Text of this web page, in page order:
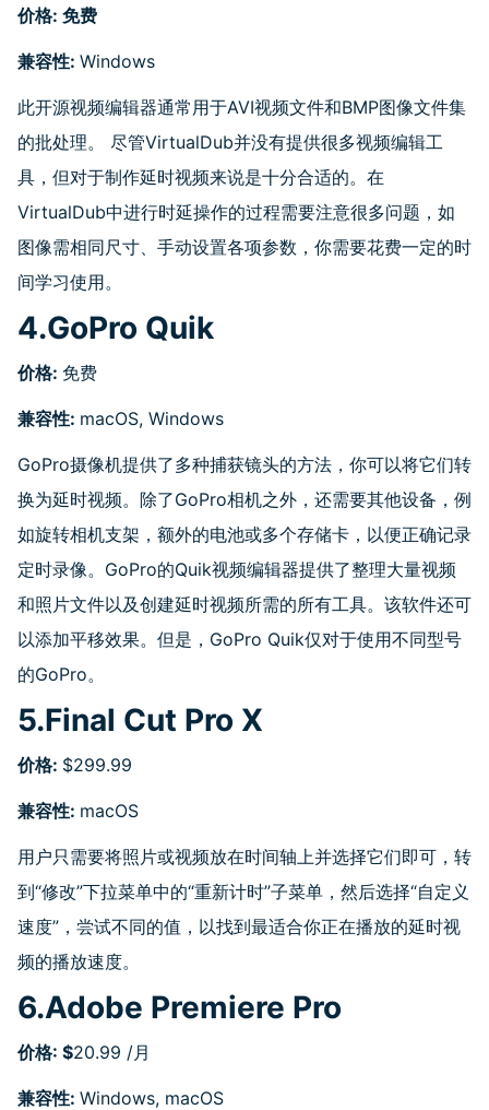
价格: 免费
兼容性: Windows
此开源视频编辑器通常用于AVI视频文件和BMP图像文件集
的批处理。 尽管VirtualDub并没有提供很多视频编辑工
具，但对于制作延时视频来说是十分合适的。在
VirtualDub中进行时延操作的过程需要注意很多问题，如
图像需相同尺寸、手动设置各项参数，你需要花费一定的时
间学习使用。
4.GoPro Quik
价格: 免费
兼容性: macOS, Windows
GoPro摄像机提供了多种捕获镜头的方法，你可以将它们转
换为延时视频。除了GoPro相机之外，还需要其他设备，例
如旋转相机支架，额外的电池或多个存储卡，以便正确记录
定时录像。GoPro的Quik视频编辑器提供了整理大量视频
和照片文件以及创建延时视频所需的所有工具。该软件还可
以添加平移效果。但是，GoPro Quik仅对于使用不同型号
的GoPro。
5.Final Cut Pro X
价格: $299.99
兼容性: macOS
用户只需要将照片或视频放在时间轴上并选择它们即可，转
到“修改”下拉菜单中的“重新计时”子菜单，然后选择“自定义
速度”，尝试不同的值，以找到最适合你正在播放的延时视
频的播放速度。
6.Adobe Premiere Pro
价格: $20.99 /月
兼容性: Windows, macOS